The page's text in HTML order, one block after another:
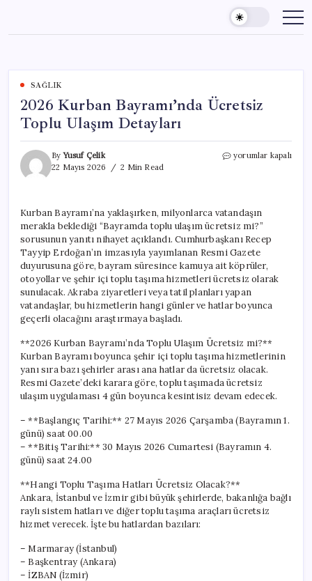
content
SAĞLIK
2026 Kurban Bayramı’nda Ücretsiz
Toplu Ulaşım Detayları
ByYusuf Çelik
22 Mayıs 2026
2 Min Read
2026
Ulaşım
Detayları
için
yorumlar kapalı
Kurban Bayramı’na yaklaşırken, milyonlarca vatandaşın
merakla beklediği “Bayramda toplu ulaşım ücretsiz mi?”
sorusunun yanıtı nihayet açıklandı. Cumhurbaşkanı Recep
Tayyip Erdoğan’ın imzasıyla yayımlanan Resmi Gazete
duyurusuna göre, bayram süresince kamuya ait köprüler,
otoyollar ve şehir içi toplu taşıma hizmetleri ücretsiz olarak
sunulacak. Akraba ziyaretleri veya tatil planları yapan
vatandaşlar, bu hizmetlerin hangi günler ve hatlar boyunca
geçerli olacağını araştırmaya başladı.
**2026 Kurban Bayramı’nda Toplu Ulaşım Ücretsiz mi?**
Kurban Bayramı boyunca şehir içi toplu taşıma hizmetlerinin
yanı sıra bazı şehirler arası ana hatlar da ücretsiz olacak.
Resmi Gazete’deki karara göre, toplu taşımada ücretsiz
ulaşım uygulaması 4 gün boyunca kesintisiz devam edecek.
– **Başlangıç Tarihi:** 27 Mayıs 2026 Çarşamba (Bayramın 1.
günü) saat 00.00
– **Bitiş Tarihi:** 30 Mayıs 2026 Cumartesi (Bayramın 4.
günü) saat 24.00
**Hangi Toplu Taşıma Hatları Ücretsiz Olacak?**
Ankara, İstanbul ve İzmir gibi büyük şehirlerde, bakanlığa bağlı
raylı sistem hatları ve diğer toplu taşıma araçları ücretsiz
hizmet verecek. İşte bu hatlardan bazıları:
– Marmaray (İstanbul)
– Başkentray (Ankara)
– İZBAN (İzmir)